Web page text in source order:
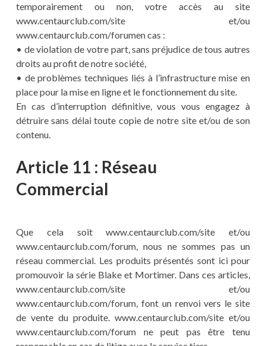
temporairement ou non, votre accès au site
www.centaurclub.com/site et/ou
www.centaurclub.com/forumen cas :
• de violation de votre part, sans préjudice de tous autres
droits au profit de notre société,
• de problèmes techniques liés à l’infrastructure mise en
place pour la mise en ligne et le fonctionnement du site.
En cas d’interruption définitive, vous vous engagez à
détruire sans délai toute copie de notre site et/ou de son
contenu.
Article 11 : Réseau
Commercial
Que cela soit www.centaurclub.com/site et/ou
www.centaurclub.com/forum, nous ne sommes pas un
réseau commercial. Les produits présentés sont ici pour
promouvoir la série Blake et Mortimer. Dans ces articles,
www.centaurclub.com/site et/ou
www.centaurclub.com/forum, font un renvoi vers le site
de vente du produite. www.centaurclub.com/site et/ou
www.centaurclub.com/forum ne peut pas être tenu